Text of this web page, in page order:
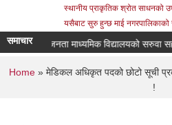
स्थानीय प्राकृतिक श्रोत साधनको
यसैबाट सुरु हुन्छ माई नगरपालिकाको
समाचारश्री जनता माध्यमिक विद्यालयको सरुवा
You are here
Home » मेडिकल अधिकृत पदको छोटो सूची
!